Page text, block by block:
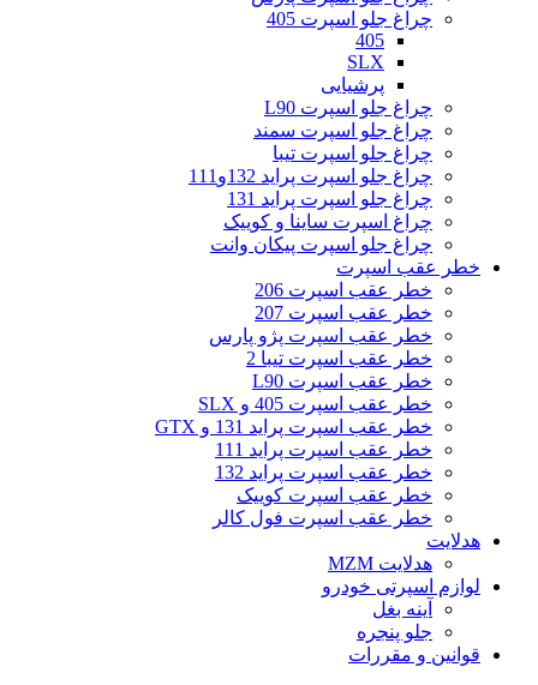
چراغ جلو اسپرت 405
405
SLX
پرشیایی
چراغ جلو اسپرت L90
چراغ جلو اسپرت سمند
چراغ جلو اسپرت تیبا
چراغ جلو اسپرت پراید 132و111
چراغ جلو اسپرت پراید 131
چراغ اسپرت ساینا و کوییک
چراغ جلو اسپرت پیکان وانت
خطر عقب اسپرت
خطر عقب اسپرت 206
خطر عقب اسپرت 207
خطر عقب اسپرت پژو پارس
خطر عقب اسپرت تیبا 2
خطر عقب اسپرت L90
خطر عقب اسپرت 405 و SLX
خطر عقب اسپرت پراید 131 و GTX
خطر عقب اسپرت پراید 111
خطر عقب اسپرت پراید 132
خطر عقب اسپرت کوییک
خطر عقب اسپرت فول کالر
هدلایت
هدلایت MZM
لوازم اسپرتی خودرو
آینه بغل
جلو پنجره
قوانین و مقررات